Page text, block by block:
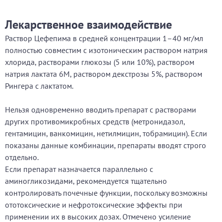
Лекарственное взаимодействие
Раствор Цефепима в средней концентрации 1–40 мг/мл
полностью совместим с изотоническим раствором натрия
хлорида, растворами глюкозы (5 или 10%), раствором
натрия лактата 6М, раствором декстрозы 5%, раствором
Рингера с лактатом.
Нельзя одновременно вводить препарат с растворами
других противомикробных средств (метронидазол,
гентамицин, ванкомицин, нетилмицин, тобрамицин). Если
показаны данные комбинации, препараты вводят строго
отдельно.
Если препарат назначается параллельно с
аминогликозидами, рекомендуется тщательно
контролировать почечные функции, поскольку возможны
ототоксические и нефротоксические эффекты при
применении их в высоких дозах. Отмечено усиление